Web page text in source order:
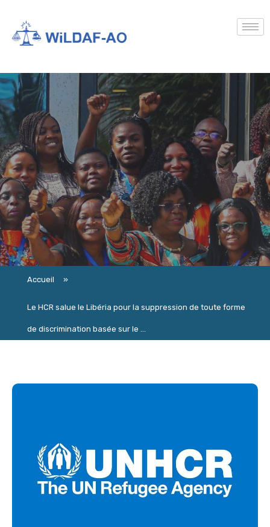
Accueil »
Le HCR salue le Libéria pour la suppression de toute forme
de discrimination basée sur le ...